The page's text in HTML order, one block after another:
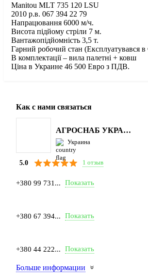
Manitou MLT 735 120 LSU
2010 р.в. 067 394 22 79
Напрацювання 6000 м/ч.
Висота підйому стріли 7 м.
Вантажопідйомність 3,5 т.
Гарний робочий стан (Експлуатувався в
В комплектації – вила палетні + ковш
Ціна в Украине 46 500 Евро з ПДВ.
Как с нами связаться
АГРОСНАБ УКРАЇНА
Украина
5.0 1 отзыв
+380 99 731... Показать
+380 67 394... Показать
+380 44 222... Показать
Больше информации